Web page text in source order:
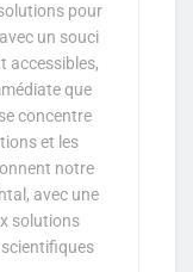
pour
un souci
accessibles,
que
concentre
et les
notre
avec une
solutions